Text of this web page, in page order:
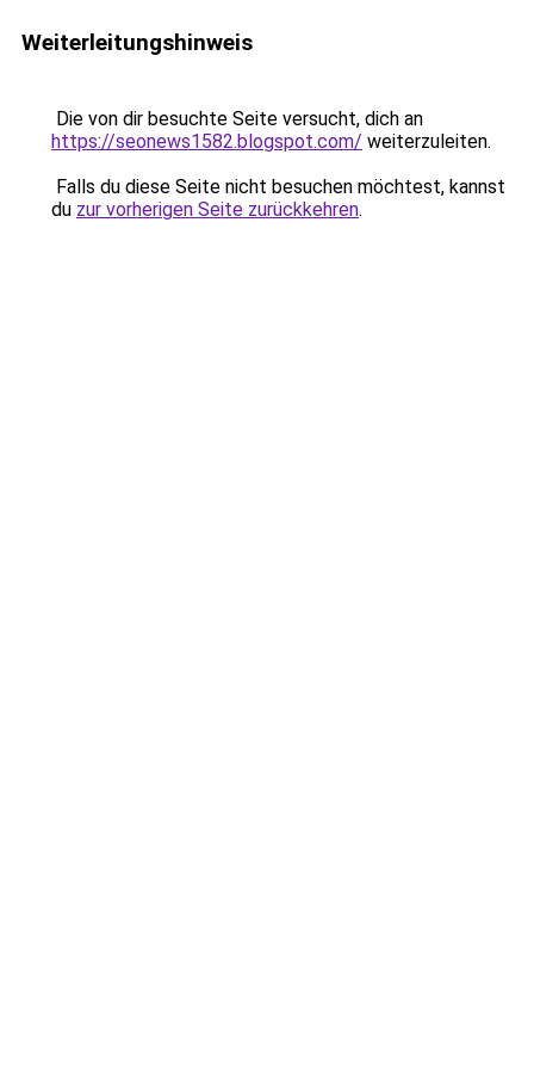
Weiterleitungshinweis
Die von dir besuchte Seite versucht, dich an
https://seonews1582.blogspot.com/ weiterzuleiten.
Falls du diese Seite nicht besuchen möchtest, kannst
du zur vorherigen Seite zurückkehren.